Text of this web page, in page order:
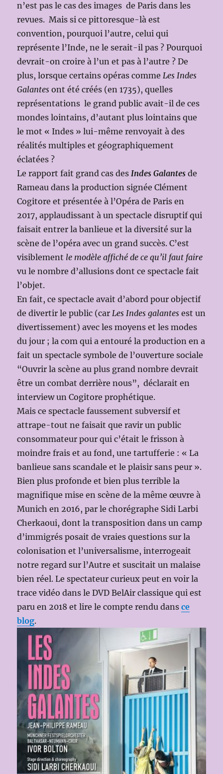
n’est pas le cas des images de Paris dans les
revues. Mais si ce pittoresque-là est
convention, pourquoi l’autre, celui qui
représente l’Inde, ne le serait-il pas ? Pourquoi
devrait-on croire à l’un et pas à l’autre ? De
plus, lorsque certains opéras commeLes Indes
Galantes ont été créés (en 1735), quelles
représentations le grand public avait-il de ces
mondes lointains, d’autant plus lointains que
le mot « Indes » lui-même renvoyait à des
réalités multiples et géographiquement
éclatées ?
Le rapport fait grand cas desIndes Galantes de
Rameau dans la production signée Clément
Cogitore et présentée à l’Opéra de Paris en
2017, applaudissant à un spectacle disruptif qui
faisait entrer la banlieue et la diversité sur la
scène de l’opéra avec un grand succès. C’est
visiblement le modèle affiché de ce qu’il faut faire
vu le nombre d’allusions dont ce spectacle fait
l’objet.
En fait, ce spectacle avait d’abord pour objectif
de divertir le public (carLes Indes galantes est un
divertissement) avec les moyens et les modes
du jour ; la com qui a entouré la production en a
fait un spectacle symbole de l’ouverture sociale
“Ouvrir la scène au plus grand nombre devrait
être un combat derrière nous”, déclarait en
interview un Cogitore prophétique.
Mais ce spectacle faussement subversif et
attrape-tout ne faisait que ravir un public
consommateur pour qui c’était le frisson à
moindre frais et au fond, une tartufferie : « La
banlieue sans scandale et le plaisir sans peur ».
Bien plus profonde et bien plus terrible la
magnifique mise en scène de la même œuvre à
Munich en 2016, par le chorégraphe Sidi Larbi
Cherkaoui, dont la transposition dans un camp
d’immigrés posait de vraies questions sur la
colonisation et l’universalisme, interrogeait
notre regard sur l’Autre et suscitait un malaise
bien réel. Le spectateur curieux peut en voir la
trace vidéo dans le DVD BelAir classique qui est
paru en 2018 et lire le compte rendu dansce
blog.